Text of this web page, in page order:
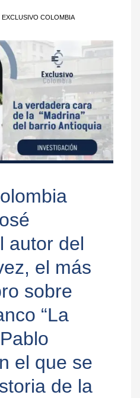
EXCLUSIVO COLOMBIA
autor del
el más
sobre
“La
el que se
de la